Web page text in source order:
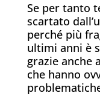
Se per tanto
scartato
perché più
ultimi anni è
grazie anche
che hanno